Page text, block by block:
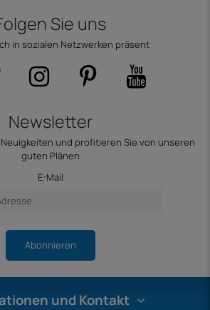
Sie uns
in sozialen Netzwerken präsent
Newsletter
und profitieren Sie von unseren
guten Plänen
E-Mail
Abonnieren
und Kontakt